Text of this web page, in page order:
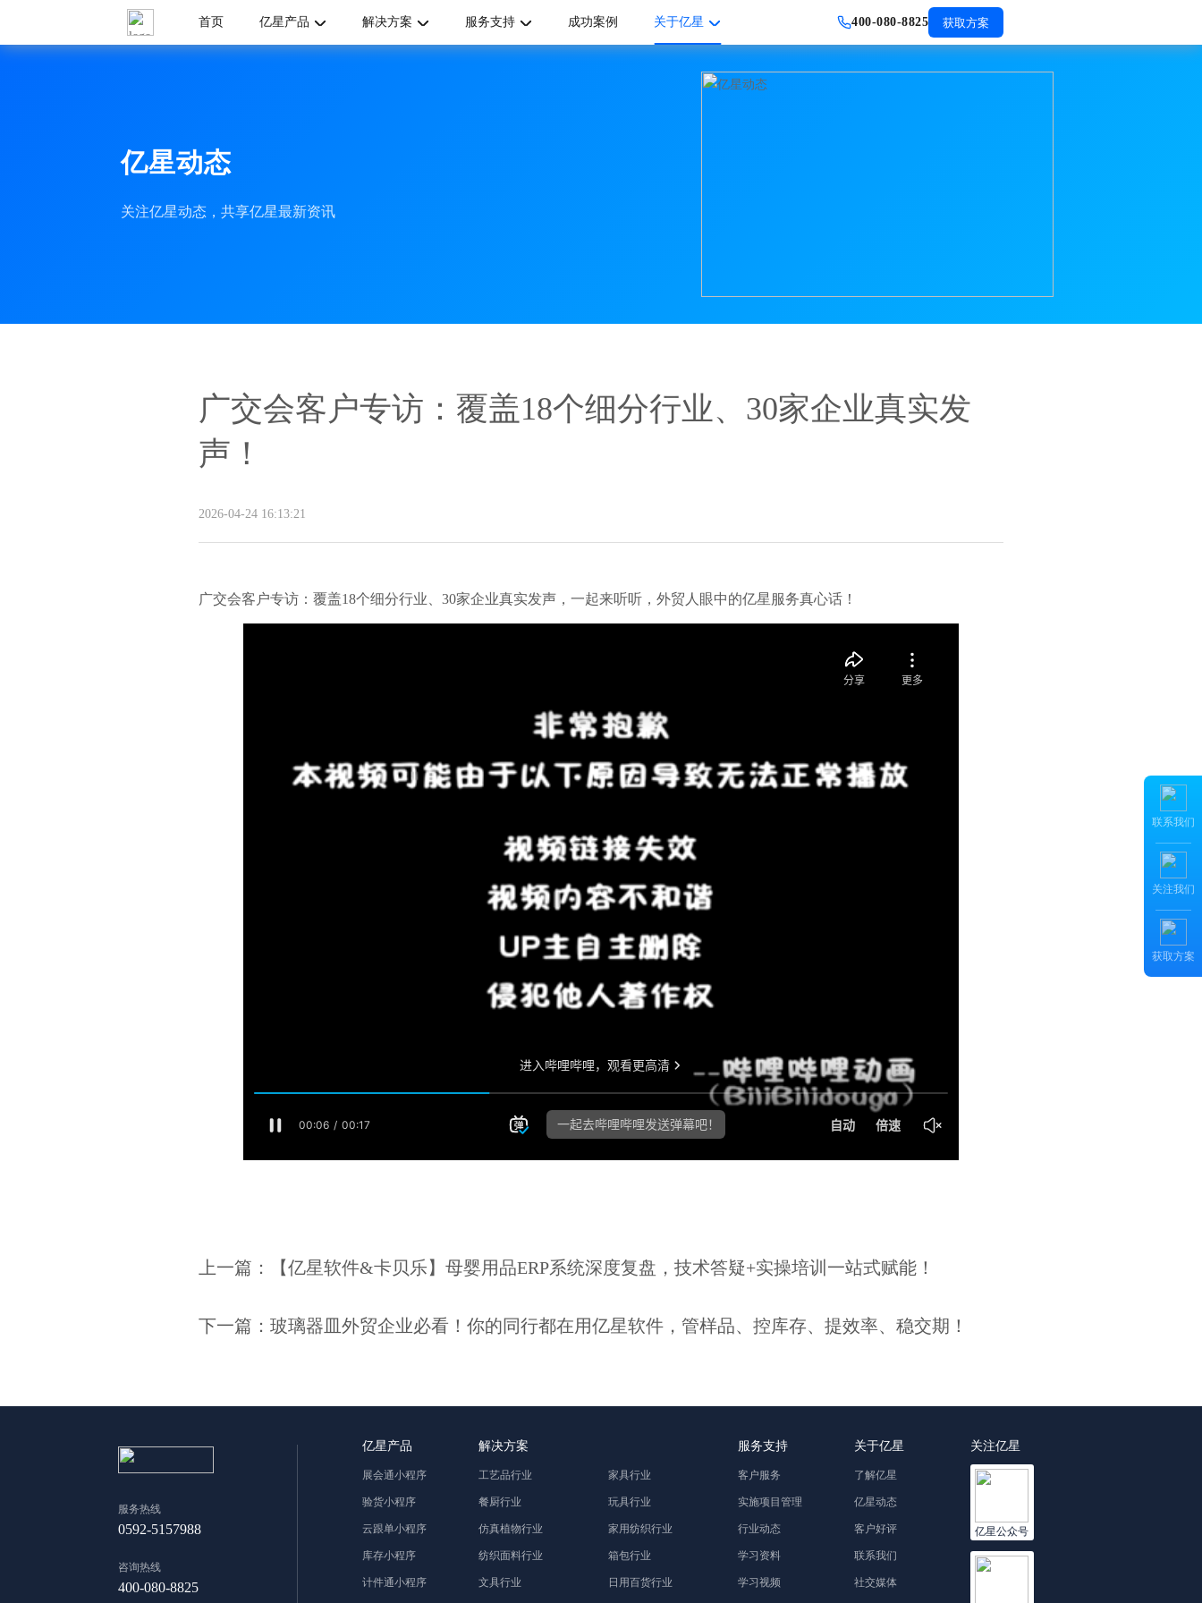
首页 亿星产品 解决方案 服务支持 成功案例 关于亿星 400-080-8825 获取方案
亿星动态
关注亿星动态，共享亿星最新资讯
广交会客户专访：覆盖18个细分行业、30家企业真实发
声！
2026-04-24 16:13:21
广交会客户专访：覆盖18个细分行业、30家企业真实发声，一起来听听，外贸人眼中的亿星服务真心话！
上一篇：【亿星软件&卡贝乐】母婴用品ERP系统深度复盘，技术答疑+实操培训一站式赋能！
下一篇：玻璃器皿外贸企业必看！你的同行都在用亿星软件，管样品、控库存、提效率、稳交期！
服务热线
0592-5157988
咨询热线
400-080-8825
亿星产品
展会通小程序
验货小程序
云跟单小程序
库存小程序
计件通小程序
解决方案
工艺品行业 家具行业
餐厨行业 玩具行业
仿真植物行业 家用纺织行业
纺织面料行业 箱包行业
文具行业 日用百货行业
服务支持
客户服务
实施项目管理
行业动态
学习资料
学习视频
关于亿星
了解亿星
亿星动态
客户好评
联系我们
社交媒体
关注亿星
亿星公众号
联系我们
关注我们
获取方案